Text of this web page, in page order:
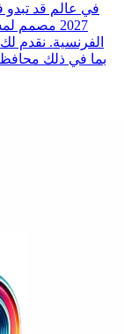
في عالم قد تبدو
2027
الفرنسية. نقدم
بما في ذلك